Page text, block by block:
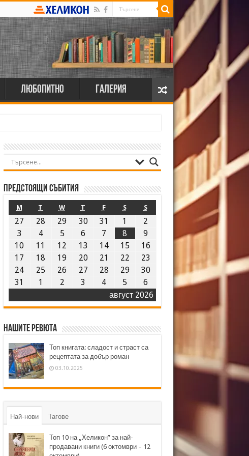
Любопитно Галерия
Предстоящи събития
август 2026
M T W T F S S
27 28 29 30 31 1
2
3
4 5 6 7 8
9
10
11 12 13 14 15
16
17
18 19 20 21 22
23
24
25 26 27 28 29
30
31
1 2 3 4 5 6
Нашите ревюта
Топ книгата: сладост и страст са
рецептата за добър роман
03.10.2025
Най-нови Тагове
Топ 10 на „Хеликон” за най-
продавани книги (6 октомври – 12